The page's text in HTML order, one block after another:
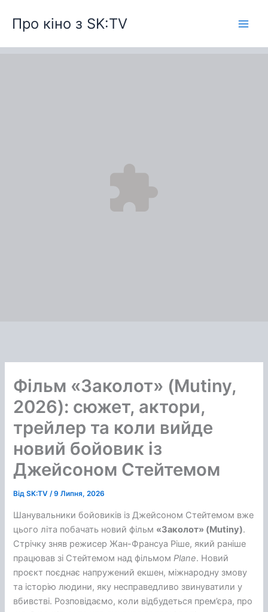
вмісту
Про кіно з SK:TV
Фільм «Заколот» (Mutiny,
2026): сюжет, актори,
трейлер та коли вийде
новий бойовик із
Джейсоном Стейтемом
ВідSK:TV/9 Липня, 2026
Шанувальники бойовиків із Джейсоном Стейтемом вже
цього літа побачать новий фільм «Заколот» (Mutiny).
Стрічку зняв режисер Жан-Франсуа Ріше, який раніше
працював зі Стейтемом над фільмомPlane. Новий
проєкт поєднає напружений екшен, міжнародну змову
та історію людини, яку несправедливо звинуватили у
вбивстві. Розповідаємо, коли відбудеться прем’єра, про